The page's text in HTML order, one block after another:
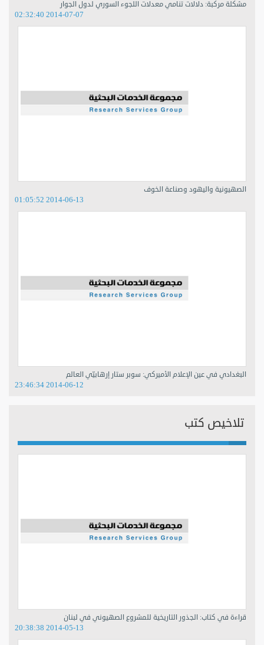
مشكلة مركبة: دلالات تنامي معدلات اللجوء السوري لدول الجوار
2014-07-07 02:32:40
الصهيونية واليهود وصناعة الخوف
2014-06-13 01:05:52
البغدادي في عين الإعلام الأميركي: سوبر ستار إرهابيّي العالم
2014-06-12 23:46:34
تلاخيص كتب
قراءة في كتاب: الجذور التاريخية للمشروع الصهيوني في لبنان
2014-05-13 20:38:38